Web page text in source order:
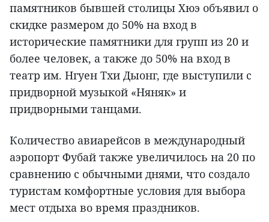
памятников бывшей столицы Хюэ объявил о
скидке размером до 50% на вход в
исторические памятники для групп из 20 и
более человек, а также до 50% на вход в
театр им. Нгуен Тхи Дыонг, где выступили с
придворной музыкой «Няняк» и
придворными танцами.
Количество авиарейсов в международный
аэропорт Фубай также увеличилось на 20 по
сравнению с обычными днями, что создало
туристам комфортные условия для выбора
мест отдыха во время праздников.